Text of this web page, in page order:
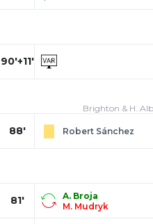
90'+11'
Brighton & H.
88' Robert Sánchez
81'
A. Broja
M. Mudryk